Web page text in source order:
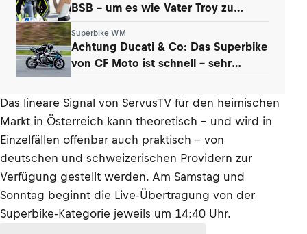
BSB – um es wie Vater Troy zu
Superbike WM
Achtung Ducati & Co: Das Superbike
von CF Moto ist schnell – sehr
Das lineare Signal von ServusTV für den heimischen
Markt in Österreich kann theoretisch – und wird in
Einzelfällen offenbar auch praktisch – von
deutschen und schweizerischen Providern zur
Verfügung gestellt werden. Am Samstag und
Sonntag beginnt die Live-Übertragung von der
Superbike-Kategorie jeweils um 14:40 Uhr.